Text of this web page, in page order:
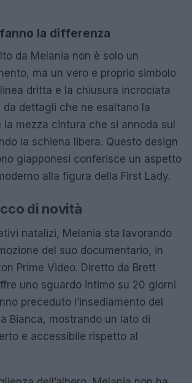
la differenza
da Melania non è solo un
ma un vero e proprio simbolo
dritta e la chiusura incrociata
dettagli che ne esaltano la
la mezza cintura che si annoda sul
la schiena libera. Questo design
giapponesi conferisce un aspetto
alla figura della First Lady.
di novità
natalizi, Melania sta lavorando
del suo documentario, in
Prime Video. Diretto da Brett
uno sguardo intimo su 20 giorni
preceduto l’insediamento del
Bianca, mostrando un lato di
e accessibile rispetto al